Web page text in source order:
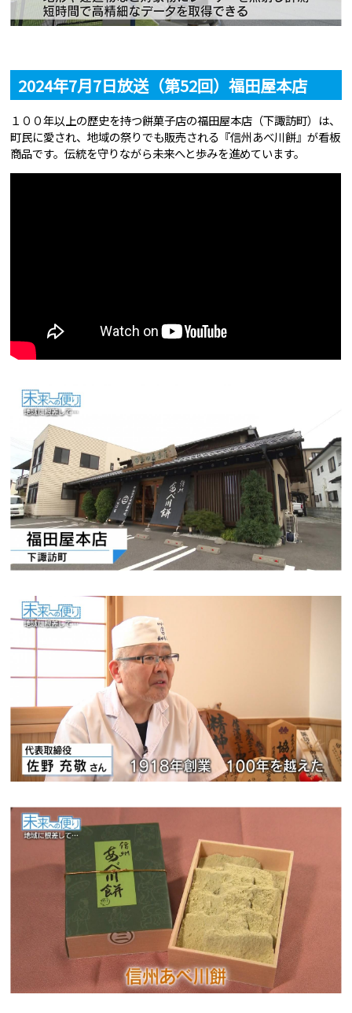
2024年7月7日放送（第52回）福田屋本店
１００年以上の歴史を持つ餅菓子店の福田屋本店（下諏訪町）は、
町民に愛され、地域の祭りでも販売される『信州あべ川餅』が看板
商品です。伝統を守りながら未来へと歩みを進めています。